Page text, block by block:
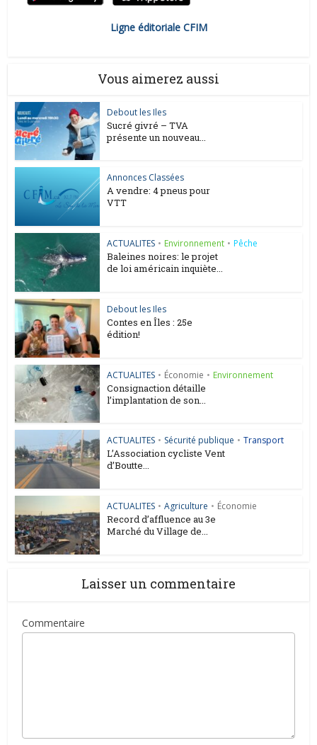
Ligne éditoriale CFIM
Vous aimerez aussi
Debout les Iles
Sucré givré – TVA
présente un nouveau...
Annonces Classées
A vendre: 4 pneus pour
VTT
ACTUALITES • Environnement • Pêche
Baleines noires: le projet
de loi américain inquiète...
Debout les Iles
Contes en Îles : 25e
édition!
ACTUALITES • Économie • Environnement
Consignaction détaille
l’implantation de son...
ACTUALITES • Sécurité publique • Transport
L’Association cycliste Vent
d’Boutte...
ACTUALITES • Agriculture • Économie
Record d’affluence au 3e
Marché du Village de...
Laisser un commentaire
Commentaire